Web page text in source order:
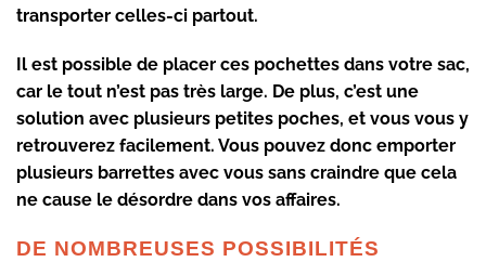
transporter celles-ci partout.
Il est possible de placer ces pochettes dans votre sac,
car le tout n’est pas très large. De plus, c’est une
solution avec plusieurs petites poches, et vous vous y
retrouverez facilement. Vous pouvez donc emporter
plusieurs barrettes avec vous sans craindre que cela
ne cause le désordre dans vos affaires.
DE NOMBREUSES POSSIBILITÉS